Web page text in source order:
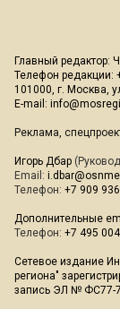
Главный редактор:
Телефон редакции:
101000, г. Москва,
E-mail:
Реклама,
Игорь Дбар
Email:
Телефон: +7 909
Дополнительные
Телефон: +7 495
Сетевое издание
региона"
запись ЭЛ № ФС77-